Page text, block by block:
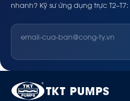
nhanh? Kỹ sư ứng dụng trực T2–T7:
TKT PUMPS